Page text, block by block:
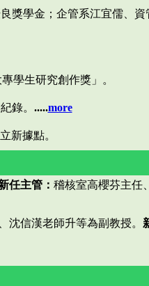
獎學金；企管系江宜儒、
學生研究創作獎」。
錄。 .....more
新據點。
任主管： 稽核室高櫻芬主任
沈信漢老師升等為副教授。